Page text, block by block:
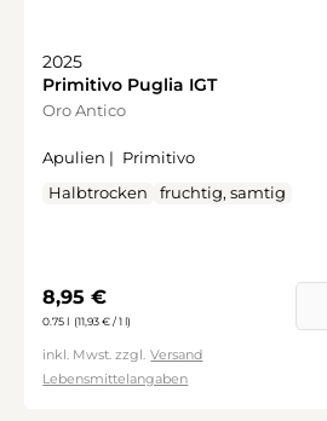
2025
Primitivo Puglia IGT
Oro Antico
Apulien | Primitivo
Halbtrocken
fruchtig, samtig
Regulärer Preis:
8,95 €
0.75 l (11,93 € / 1 l)
inkl. Mwst. zzgl. Versand
Lebensmittelangaben